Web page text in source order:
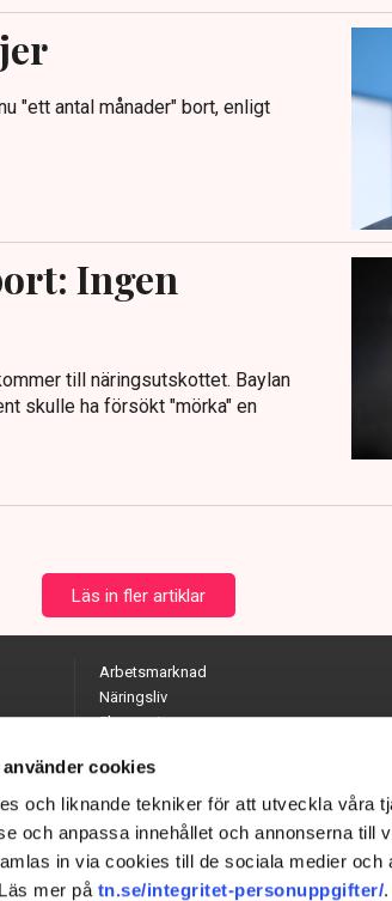
cookies
och liknande tekniker för att utveckla våra
och anpassa innehållet och annonserna till
in via cookies till de sociala medier
mer på tn.se/integritet-personuppgifter/.
"ett antal månader" bort, enligt
Ingen
till näringsutskottet. Baylan
skulle ha försökt "mörka" en
Läs in fler artiklar
Arbetsmarknad
Näringsliv
Ekonomi
Opinion
Hållbarhet
Utrikes
Quiz